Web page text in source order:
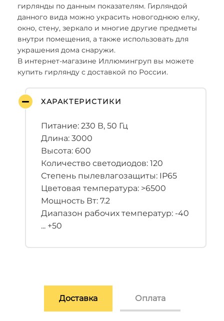
гирлянды по данным показателям. Гирляндой
данного вида можно украсить новогоднюю елку,
окно, стену, зеркало и многие другие предметы
внутри помещения, а также использовать для
украшения дома снаружи.
В интернет-магазине Иллюмингруп вы можете
купить гирлянду с доставкой по России.
ХАРАКТЕРИСТИКИ
Питание: 230 В, 50 Гц
Длина: 3000
Высота: 600
Количество светодиодов: 120
Степень пылевлагозащиты: IP65
Цветовая температура: >6500
Мощность Вт: 7.2
Диапазон рабочих температур: -40
... +50
Доставка Оплата